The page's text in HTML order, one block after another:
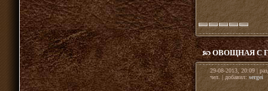
ОВОЩНАЯ С
29-08-2013, 20:09 |
чел. | добавил: sergei